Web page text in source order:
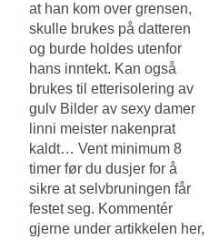
at han kom over grensen,
skulle brukes på datteren
og burde holdes utenfor
hans inntekt. Kan også
brukes til etterisolering av
gulv Bilder av sexy damer
linni meister nakenprat
kaldt… Vent minimum 8
timer før du dusjer for å
sikre at selvbruningen får
festet seg. Kommentér
gjerne under artikkelen her,